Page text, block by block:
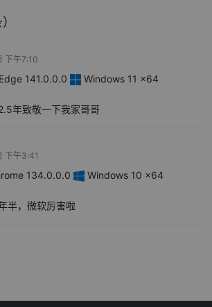
下午7:10
141.0.0.0
Windows 11 x64
年致敬一下我家哥哥
下午3:41
134.0.0.0
Windows 10 x64
半，微软厉害啦